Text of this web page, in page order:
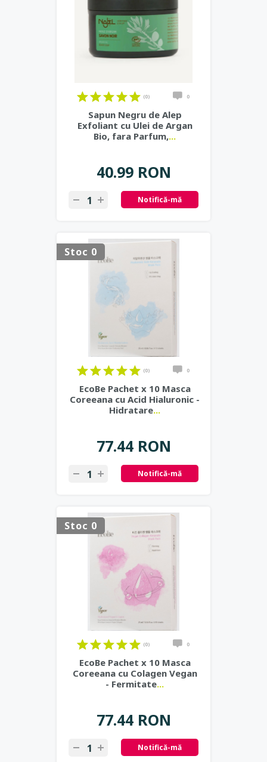
(0) 0
Sapun Negru de Alep
Exfoliant cu Ulei de Argan
Bio, fara Parfum,...
40.99 RON
Notifică-mă
Stoc 0
(0) 0
EcoBe Pachet x 10 Masca
Coreeana cu Acid Hialuronic -
Hidratare...
77.44 RON
Notifică-mă
Stoc 0
(0) 0
EcoBe Pachet x 10 Masca
Coreeana cu Colagen Vegan
- Fermitate...
77.44 RON
Notifică-mă